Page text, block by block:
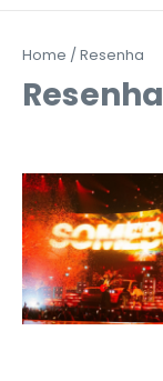
Home /Resenha
Resenha